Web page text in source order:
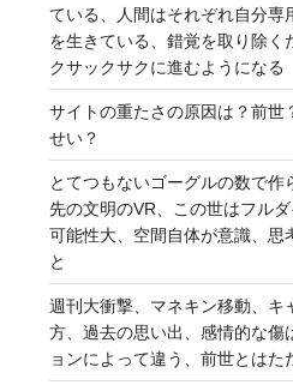
ている、人間はそれぞれ自分専
を生きている、錯覚を取り除く
クサックサクに進むようになる
サイトの重たさの原因は？前世
せい？
とてつもないゴーグルの数で作
先の文明のVR、この世はフル
可能性大、空間自体が意識、思
と
週刊大衝撃、マネキン移動、キ
方、過去の思い出、感情的な傷
ョンによって違う、前世とはた